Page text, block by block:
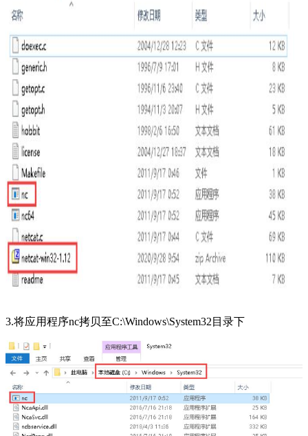
3.将应用程序nc拷贝至C:\Windows\System32目录下